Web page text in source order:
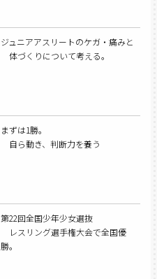
ジュニアアスリートのケガ・痛みと
体づくりについて考える。
まずは1勝。
自ら動き、判断力を養う
第22回全国少年少女選抜
レスリング選手権大会で全国優
勝。